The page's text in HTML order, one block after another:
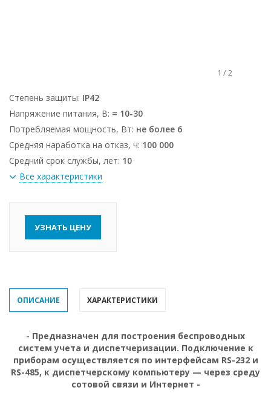
1 /2
Степень защиты: IP42
Напряжение питания, В: = 10-30
Потребляемая мощность, Вт: не более 6
Средняя наработка на отказ, ч: 100 000
Средний срок службы, лет: 10
Все характеристики
УЗНАТЬ ЦЕНУ
ОПИСАНИЕ ХАРАКТЕРИСТИКИ
- Предназначен для построения беспроводных
систем учета и диспетчеризации. Подключение к
приборам осуществляется по интерфейсам RS-232 и
RS-485, к диспетчерскому компьютеру — через среду
сотовой связи и Интернет -